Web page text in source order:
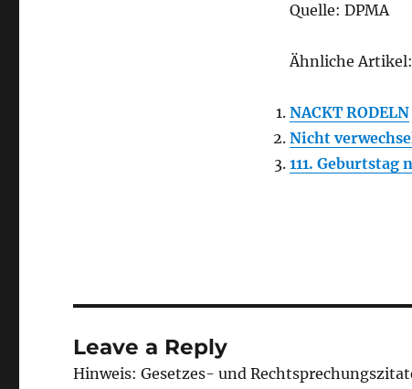
Quelle: DPMA
Ähnliche Artikel:
NACKT RODELN
Nicht
111. Geburtstag
Leave a Reply
Hinweis: Gesetzes- und